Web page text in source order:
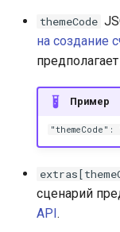
themeCode
на создание
предполагает
Пример
"themeCode":
сценарий
API.